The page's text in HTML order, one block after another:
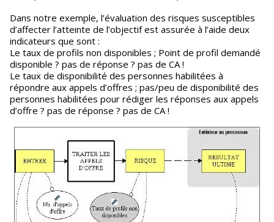
Dans notre exemple, l’évaluation des risques susceptibles
d’affecter l’atteinte de l’objectif est assurée à l’aide deux
indicateurs que sont :
Le taux de profils non disponibles ; Point de profil demandé
disponible ? pas de réponse ? pas de CA !
Le taux de disponibilité des personnes habilitées à
répondre aux appels d’offres ; pas/peu de disponibilité des
personnes habilitées pour rédiger les réponses aux appels
d’offre ? pas de réponse ? pas de CA !